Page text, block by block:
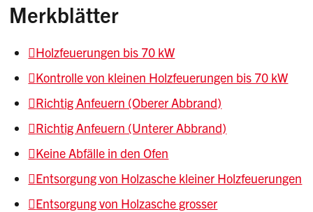
Merkblätter
Holzfeuerungen bis 70 kW
Kontrolle von kleinen Holzfeuerungen bis 70 kW
Richtig Anfeuern (Oberer Abbrand)
Richtig Anfeuern (Unterer Abbrand)
Keine Abfälle in den Ofen
Entsorgung von Holzasche kleiner Holzfeuerungen
Entsorgung von Holzasche grosser